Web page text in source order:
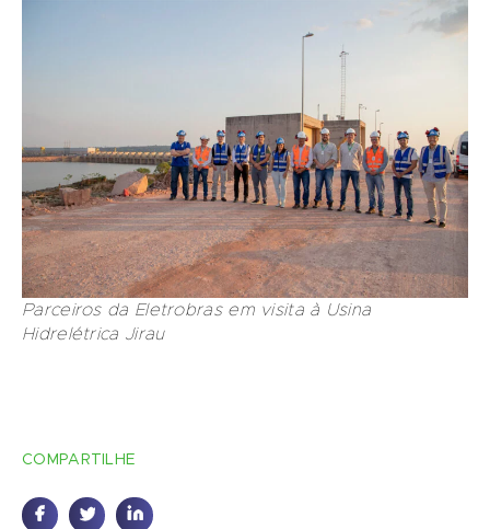
Parceiros da Eletrobras em visita à Usina
Hidrelétrica Jirau
COMPARTILHE